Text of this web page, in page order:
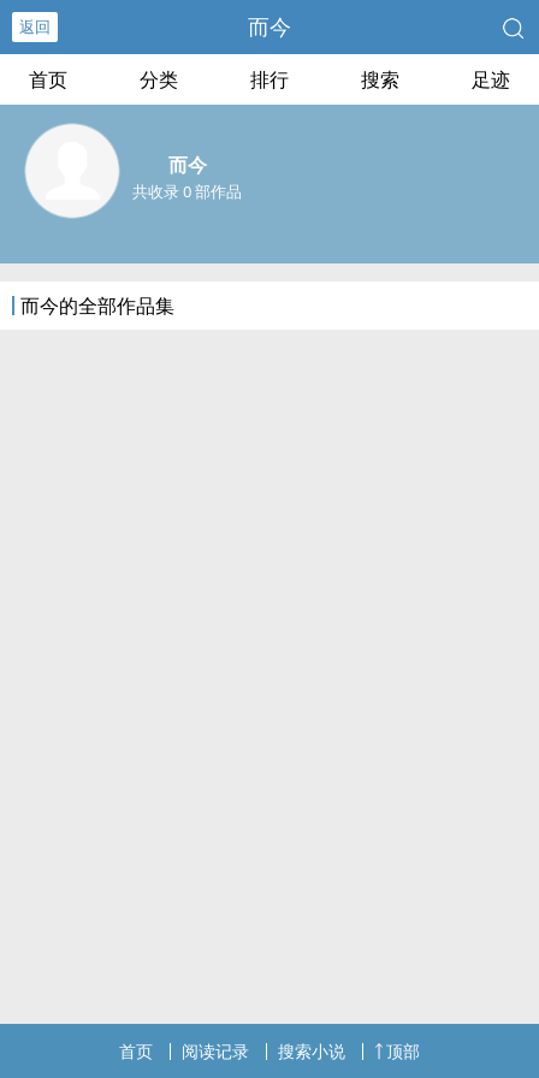
返回 而今
首页 分类 排行 搜索 足迹
而今
共收录 0 部作品
而今的全部作品集
首页 阅读记录 搜索小说 顶部